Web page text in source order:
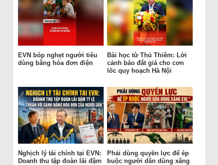
EVN bóp nghẹt người tiêu
dùng bằng hóa đơn điện
Bài học từ Thủ Thiêm: Lời
cảnh báo đắt giá cho cơn
lốc quy hoạch Hà Nội
Nghịch lý tài chính tại EVN:
Doanh thu tập đoàn lãi đậm
Phải dùng quyền lực để ép
buộc người dân dùng xăng